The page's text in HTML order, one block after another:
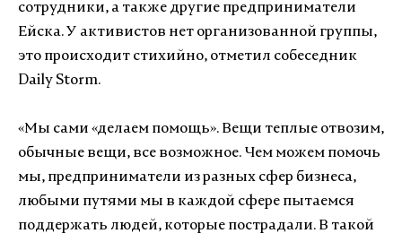
сотрудники, а также другие предприниматели
Ейска. У активистов нет организованной группы,
это происходит стихийно, отметил собеседник
Daily Storm.
«Мы сами «делаем помощь». Вещи теплые отвозим,
обычные вещи, все возможное. Чем можем помочь
мы, предприниматели из разных сфер бизнеса,
любыми путями мы в каждой сфере пытаемся
поддержать людей, которые пострадали. В такой